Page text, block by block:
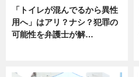
「トイレが混んでるから異性
用へ」はアリ？ナシ？犯罪の
可能性を弁護士が解…